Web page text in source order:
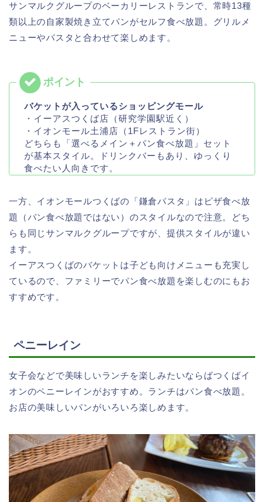
サンマルクグループのベーカリーレストランで、常時13種
類以上の自家製焼き立てパンがセルフ食べ放題。グリルメ
ニューやパスタと合わせて楽しめます。
バケットが入っているショッピングモール
・イーアスつくば店（研究学園駅近く）
・イオンモール土浦店（1Fレストラン街）
どちらも「選べるメイン＋パン食べ放題」セット
が基本スタイル。ドリンクバーもあり、ゆっくり
食べたい人向きです。
一方、イオンモールつくばの「鎌倉パスタ」はピザ食べ放
題（パン食べ放題ではない）のスタイルなので注意。どち
らも同じサンマルクグループですが、提供スタイルが違い
ます。
イーアスつくばのバケットは子ども向けメニューも充実し
ているので、ファミリーでパン食べ放題を楽しむのにもお
すすめです。
ペニーレイン
女子会などで美味しいランチを楽しみたいならばつくばイ
オンのペニーレインがおすすめ。ランチはパン食べ放題。
お店の美味しいパンがいろいろ楽しめます。